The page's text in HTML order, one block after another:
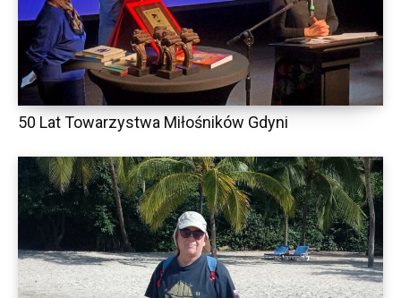
50 Lat Towarzystwa Miłośników Gdyni